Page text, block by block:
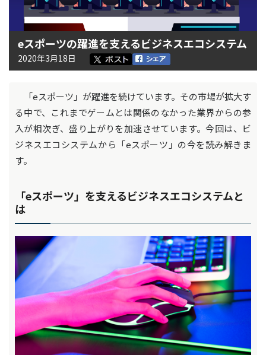
eスポーツの躍進を支えるビジネスエコシステム
2020年3月18日
「eスポーツ」が躍進を続けています。その市場が拡大す
る中で、これまでゲームとは関係のなかった業界からの参
入が相次ぎ、盛り上がりを加速させています。今回は、ビ
ジネスエコシステムから「eスポーツ」の今を読み解きま
す。
「eスポーツ」を支えるビジネスエコシステムと
は